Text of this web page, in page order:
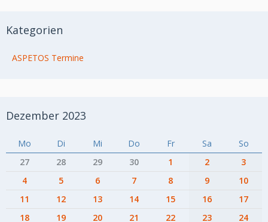
Kategorien
ASPETOS Termine
Dezember 2023
Mo Di Mi Do Fr Sa
So
27
28 29 30 1 2
3
4
5 6 7 8 9
10
11
12 13 14 15 16
17
18
19 20 21 22 23 24